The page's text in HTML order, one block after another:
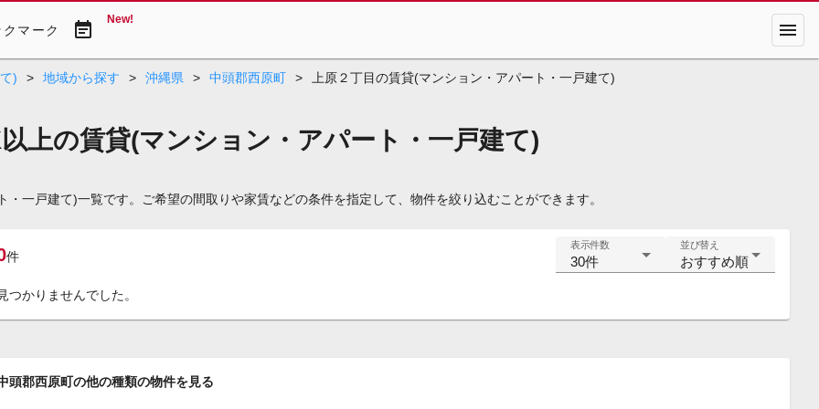
クマーク event_note New! menu
) > 地域から探す > 沖縄県 > 中頭郡西原町 > 上原２丁目の賃貸(マンション・アパート・一戸建て)
上の賃貸(マンション・アパート・一戸建て)
一戸建て)一覧です。ご希望の間取りや家賃などの条件を指定して、物件を絞り込むことができます。
件
表示件数
30件
並び替え
おすすめ順
つかりませんでした。
頭郡西原町の他の種類の物件を見る